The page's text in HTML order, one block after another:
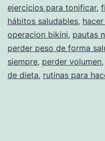
ejercicios para tonificar,
hábitos saludables,
operacion bikini, pautas
perder peso de forma
siempre, perder volumen,
de dieta, rutinas para